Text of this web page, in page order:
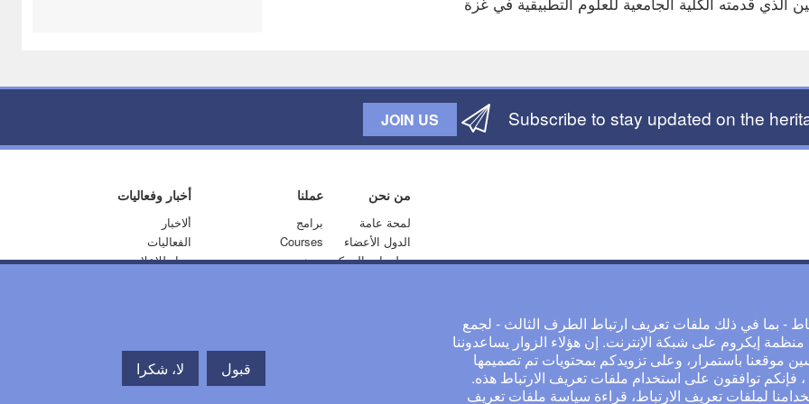
Subscribe to stay updated on the
JOIN US
من نحن
لمحة عامة
الدول الأعضاء
معلومات المركز
عملنا
برامج
Courses
بحث
أخبار وفعاليات
ألاخبار
الفعاليات
مواد للإعلام
- بما في ذلك ملفات تعريف ارتباط الطرف الثالث - لجمع
إيكروم على شبكة الإنترنت. إن هؤلاء الزوار يساعدوننا
باستمرار، وعلى تزويدكم بمحتويات تم تصميمها
، فإنكم توافقون على استخدام ملفات تعريف الارتباط هذه.
لملفات تعريف الارتباط، قراءة سياسة ملفات تعريف
قبول لا، شكرا